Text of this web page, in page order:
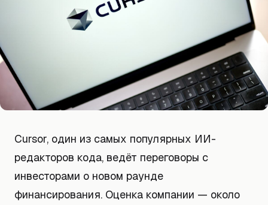
Cursor, один из самых популярных ИИ-
редакторов кода, ведёт переговоры с
инвесторами о новом раунде
финансирования. Оценка компании — около